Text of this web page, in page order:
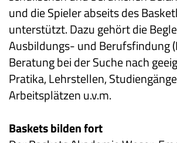
und die Spieler abseits des
unterstützt. Dazu gehört die
Ausbildungs- und Berufsfindung
Beratung bei der Suche nach
Pratika, Lehrstellen,
Arbeitsplätzen u.v.m.
Baskets bilden fort